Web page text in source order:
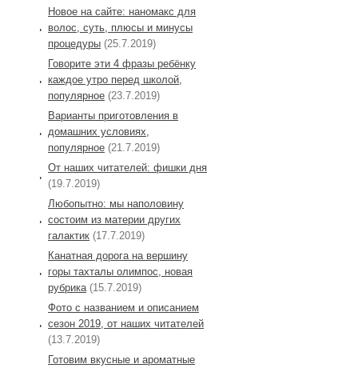
Новое на сайте: наномакс для
волос, суть, плюсы и минусы
процедуры (25.7.2019)
Говорите эти 4 фразы ребёнку
каждое утро перед школой,
популярное (23.7.2019)
Варианты приготовления в
домашних условиях,
популярное (21.7.2019)
От наших читателей: фишки дня
(19.7.2019)
Любопытно: мы наполовину
состоим из материи других
галактик (17.7.2019)
Канатная дорога на вершину
горы тахталы олимпос, новая
рубрика (15.7.2019)
Фото с названием и описанием
сезон 2019, от наших читателей
(13.7.2019)
Готовим вкусные и ароматные